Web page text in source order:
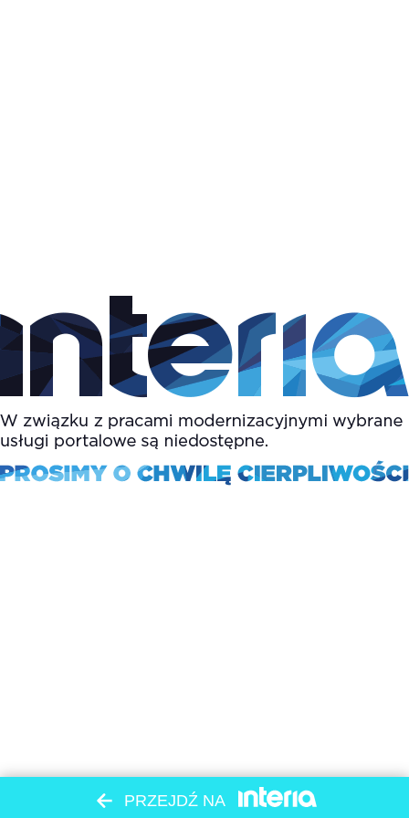
PRZEJDŹ NA